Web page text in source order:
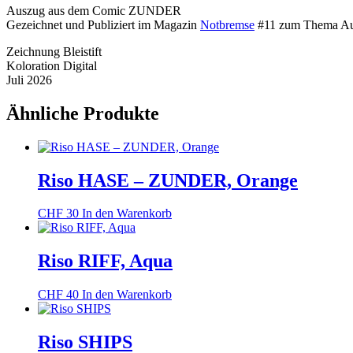
Auszug aus dem Comic ZUNDER
Gezeichnet und Publiziert im Magazin Notbremse #11 zum Thema
Zeichnung Bleistift
Koloration Digital
Juli 2026
Ähnliche Produkte
Riso HASE – ZUNDER, Orange
CHF 30 In den Warenkorb
Riso RIFF, Aqua
CHF 40 In den Warenkorb
Riso SHIPS